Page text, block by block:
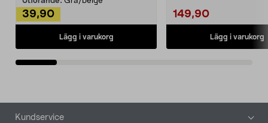
39,90
Lägg i varukorg
149,90
Lägg i varukorg
Sidfot
Kundservice